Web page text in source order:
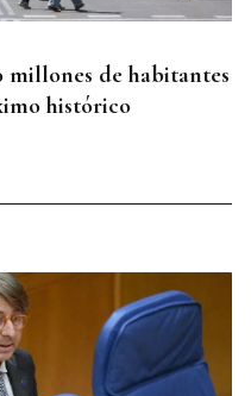
millones de habitantes
histórico